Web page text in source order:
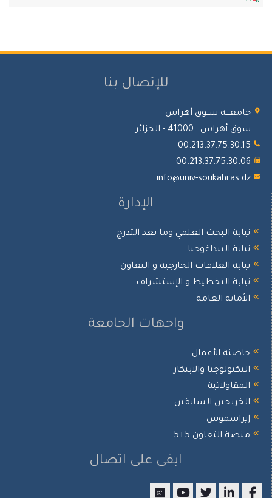
للإتصال بنا
جامعـــة ســوق أهراس
سوق أهراس , 41000 - الجزائر
00.213.37.75.30.15
00.213.37.75.30.06
info@univ-soukahras.dz
الإدارة
نيابة البحث العلمي وما بعد التدرج
نيابة البيداغوجيا
نيابة العلاقات الخارجية و التعاون
نيابة التخطيط و الإستشراف
الأمانة العامة
واجهات الجامعة
حاضنة الأعمال
التكنولوجيا والابتكار
المقاولاتية
الخريجين السابقين
إيراسموس
منصة التعاون 5+5
ابقى على اتصال